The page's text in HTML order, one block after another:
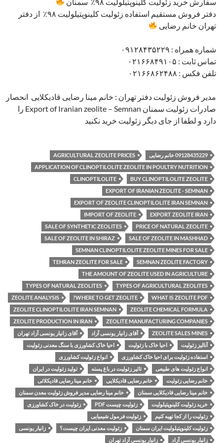
دفتر فروش مستقیم استفاده زئولیت کلینوپتیلولیت ۹۸٪ از دفتر
تهران خانم رضایی
شماره همراه : ۰۹۱۲۸۴۳۵۲۲۹
تماس ثابت : ۰۲۱۶۶۸۴۹۱۰۵
تلفن فکس : ۰۲۱۶۶۸۶۲۴۸۸
مدیر فروش زئولیت دفتر تهران : خانم مینا رضایی قادیکلایی انحصار
صادرات زئولیت سمنان Export of Iranian zeolite – Semnan را
دارد و لطفا از جای دیگر زئولیت خرید نکنید
09128435229 خانم رضایی
AGRICULTURAL ZEOLITE PRICES
APPLICATION OF CLINOPTILOLITE ZEOLITE IN POULTRY NUTRITION
BUY CLINOPTILOLITE ZEOLITE
CLINOPTILOLITE
EXPORT OF IRANIAN ZEOLITE - SEMNAN
EXPORT OF ZEOLITE CLINOPTILOLITE IRAN SEMNAN
EXPORT ZEOLITE IRAN
IMPORT OF ZEOLITE
PRICE OF NATURAL ZEOLITE
SALE OF SYNTHETIC ZEOLITES
SALE OF ZEOLITE IN MASHHAD
SALE OF ZEOLITE IN SHIRAZ
SEMNAN CLINOPTILOLITE ZEOLITE MINES FOR SALE
SEMNAN ZEOLITE FACTORY
TEHRAN ZEOLITE FOR SALE
THE AMOUNT OF ZEOLITE USED IN AGRICULTURE
TYPES OF AGRICULTURAL ZEOLITES
TYPES OF NATURAL ZEOLITES
WHAT IS ZEOLITE PDF
WHERE TO GET ZEOLITE?
ZEOLITE ANALYSIS
ZEOLITE CHEMICAL FORMULA
ZEOLITE CLINOPTILOLITE IRAN SEMNAN
ZEOLITE MANUFACTURING COMPANIES
ZEOLITE PRODUCTION IN IRAN
ZEOLITE SALES MINES
آقای زانیار یونسی آزاد
آقای زانیار یونسی آزاد تهران
آنالیز زئولیت
احیا خاک با زئولیت
احیا خاک کشاورزی با سنگ معدنی زئولیت
استفاده زئولیت برای احیا خاک کشاورزی
انواع زئولیت کشاورزی
انواع زئولیت های طبیعی
تاثیر زئولیت در باغ پسته
تولید زئولیت در ایران
خانم رضایی زئولیت
خانم رضایی قادیکلایی
خانم مینا رضایی قادیکلائی
خانم مینا رضایی قادیکلایی سمنان
خانم مینا رضایی مدیر فروش زئولیت معدن سمنان
خرید زئولیت کلینوپتیلولیت
زئولیت چیست PDF
زئولیت در خاک کشاورزی
زئولیت را از کجا تهیه کنیم
زئولیت فرمول شیمیایی
زئولیت کلینوپتیلولیت ایران سمنان
زئولیت معدنی ایران چیست؟
زانیار یونسی
زانیار یونسی آزاد
زانیار یونسی آزاد تهران